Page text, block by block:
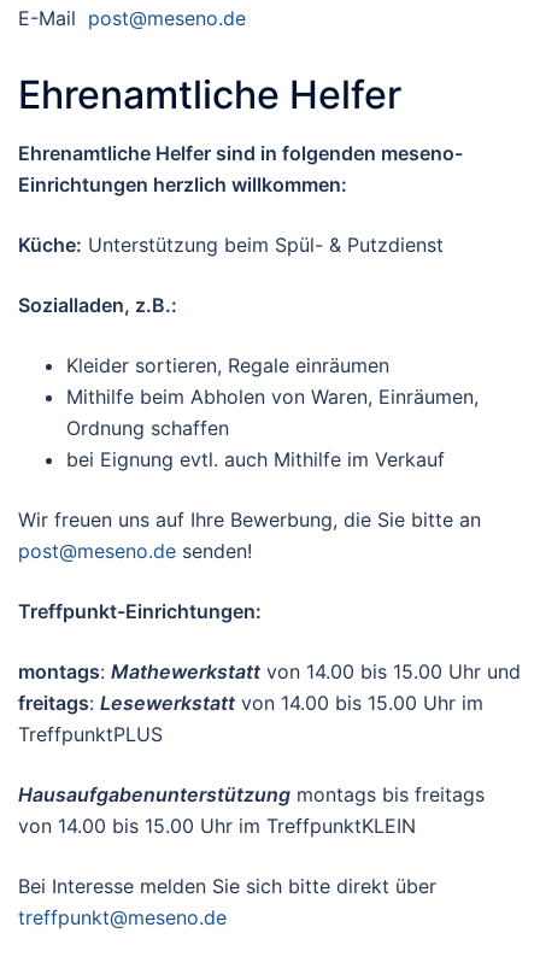
E-Mail post@meseno.de
Ehrenamtliche Helfer
Ehrenamtliche Helfer sind in folgenden meseno-
Einrichtungen herzlich willkommen:
Küche: Unterstützung beim Spül- & Putzdienst
Sozialladen, z.B.:
Kleider sortieren, Regale einräumen
Mithilfe beim Abholen von Waren, Einräumen,
Ordnung schaffen
bei Eignung evtl. auch Mithilfe im Verkauf
Wir freuen uns auf Ihre Bewerbung, die Sie bitte an
post@meseno.de senden!
Treffpunkt-Einrichtungen:
montags: Mathewerkstatt von 14.00 bis 15.00 Uhr und
freitags: Lesewerkstatt von 14.00 bis 15.00 Uhr im
TreffpunktPLUS
Hausaufgabenunterstützung montags bis freitags
von 14.00 bis 15.00 Uhr im TreffpunktKLEIN
Bei Interesse melden Sie sich bitte direkt über
treffpunkt@meseno.de